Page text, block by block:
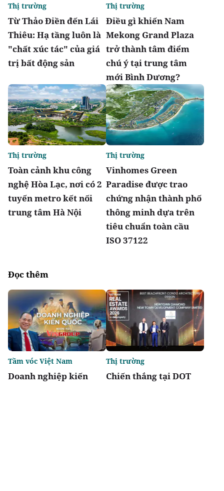
Từ Thảo Điền đến Lái
Thiêu: Hạ tầng luôn là
"chất xúc tác" của giá
trị bất động sản
Thị trường
Điều gì khiến Nam
Mekong Grand Plaza
trở thành tâm điểm
chú ý tại trung tâm
mới Bình Dương?
Thị trường
Toàn cảnh khu công
nghệ Hòa Lạc, nơi có 2
tuyến metro kết nối
trung tâm Hà Nội
Thị trường
Vinhomes Green
Paradise được trao
chứng nhận thành phố
thông minh dựa trên
tiêu chuẩn toàn cầu
ISO 37122
Thị trường
Đọc thêm
Doanh nghiệp kiến
Tầm vóc Việt Nam
Chiến thắng tại DOT
Thị trường